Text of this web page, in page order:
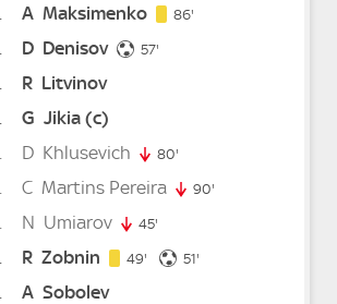
A Maksimenko 86'
D Denisov 57'
R Litvinov
G Jikia(c)
D Khlusevich 80'
C Martins Pereira 90'
N Umiarov 45'
R Zobnin 49' 49. minute
51'
A Sobolev